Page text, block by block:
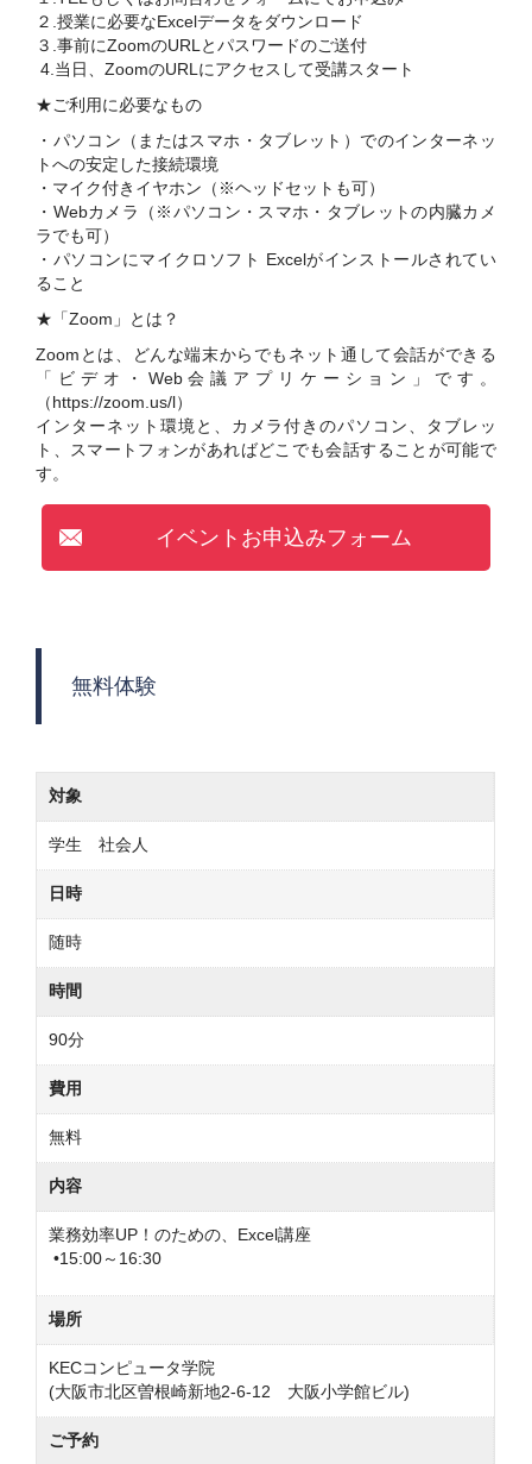
２.授業に必要なExcelデータをダウンロード
３.事前にZoomのURLとパスワードのご送付
4.当日、ZoomのURLにアクセスして受講スタート
★ご利用に必要なもの
・パソコン（またはスマホ・タブレット）でのインターネッ
トへの安定した接続環境
・マイク付きイヤホン（※ヘッドセットも可）
・Webカメラ（※パソコン・スマホ・タブレットの内臓カメ
ラでも可）
・パソコンにマイクロソフト Excelがインストールされてい
ること
★「Zoom」とは？
Zoomとは、どんな端末からでもネット通して会話ができる
「ビデオ・Web会議アプリケーション」です。
（https://zoom.us/l）
インターネット環境と、カメラ付きのパソコン、タブレッ
ト、スマートフォンがあればどこでも会話することが可能で
す。
イベントお申込みフォーム
無料体験
対象
学生 社会人
日時
随時
時間
90分
費用
無料
内容
業務効率UP！のための、Excel講座
•15:00～16:30
場所
KECコンピュータ学院
(大阪市北区曽根崎新地2-6-12 大阪小学館ビル)
ご予約